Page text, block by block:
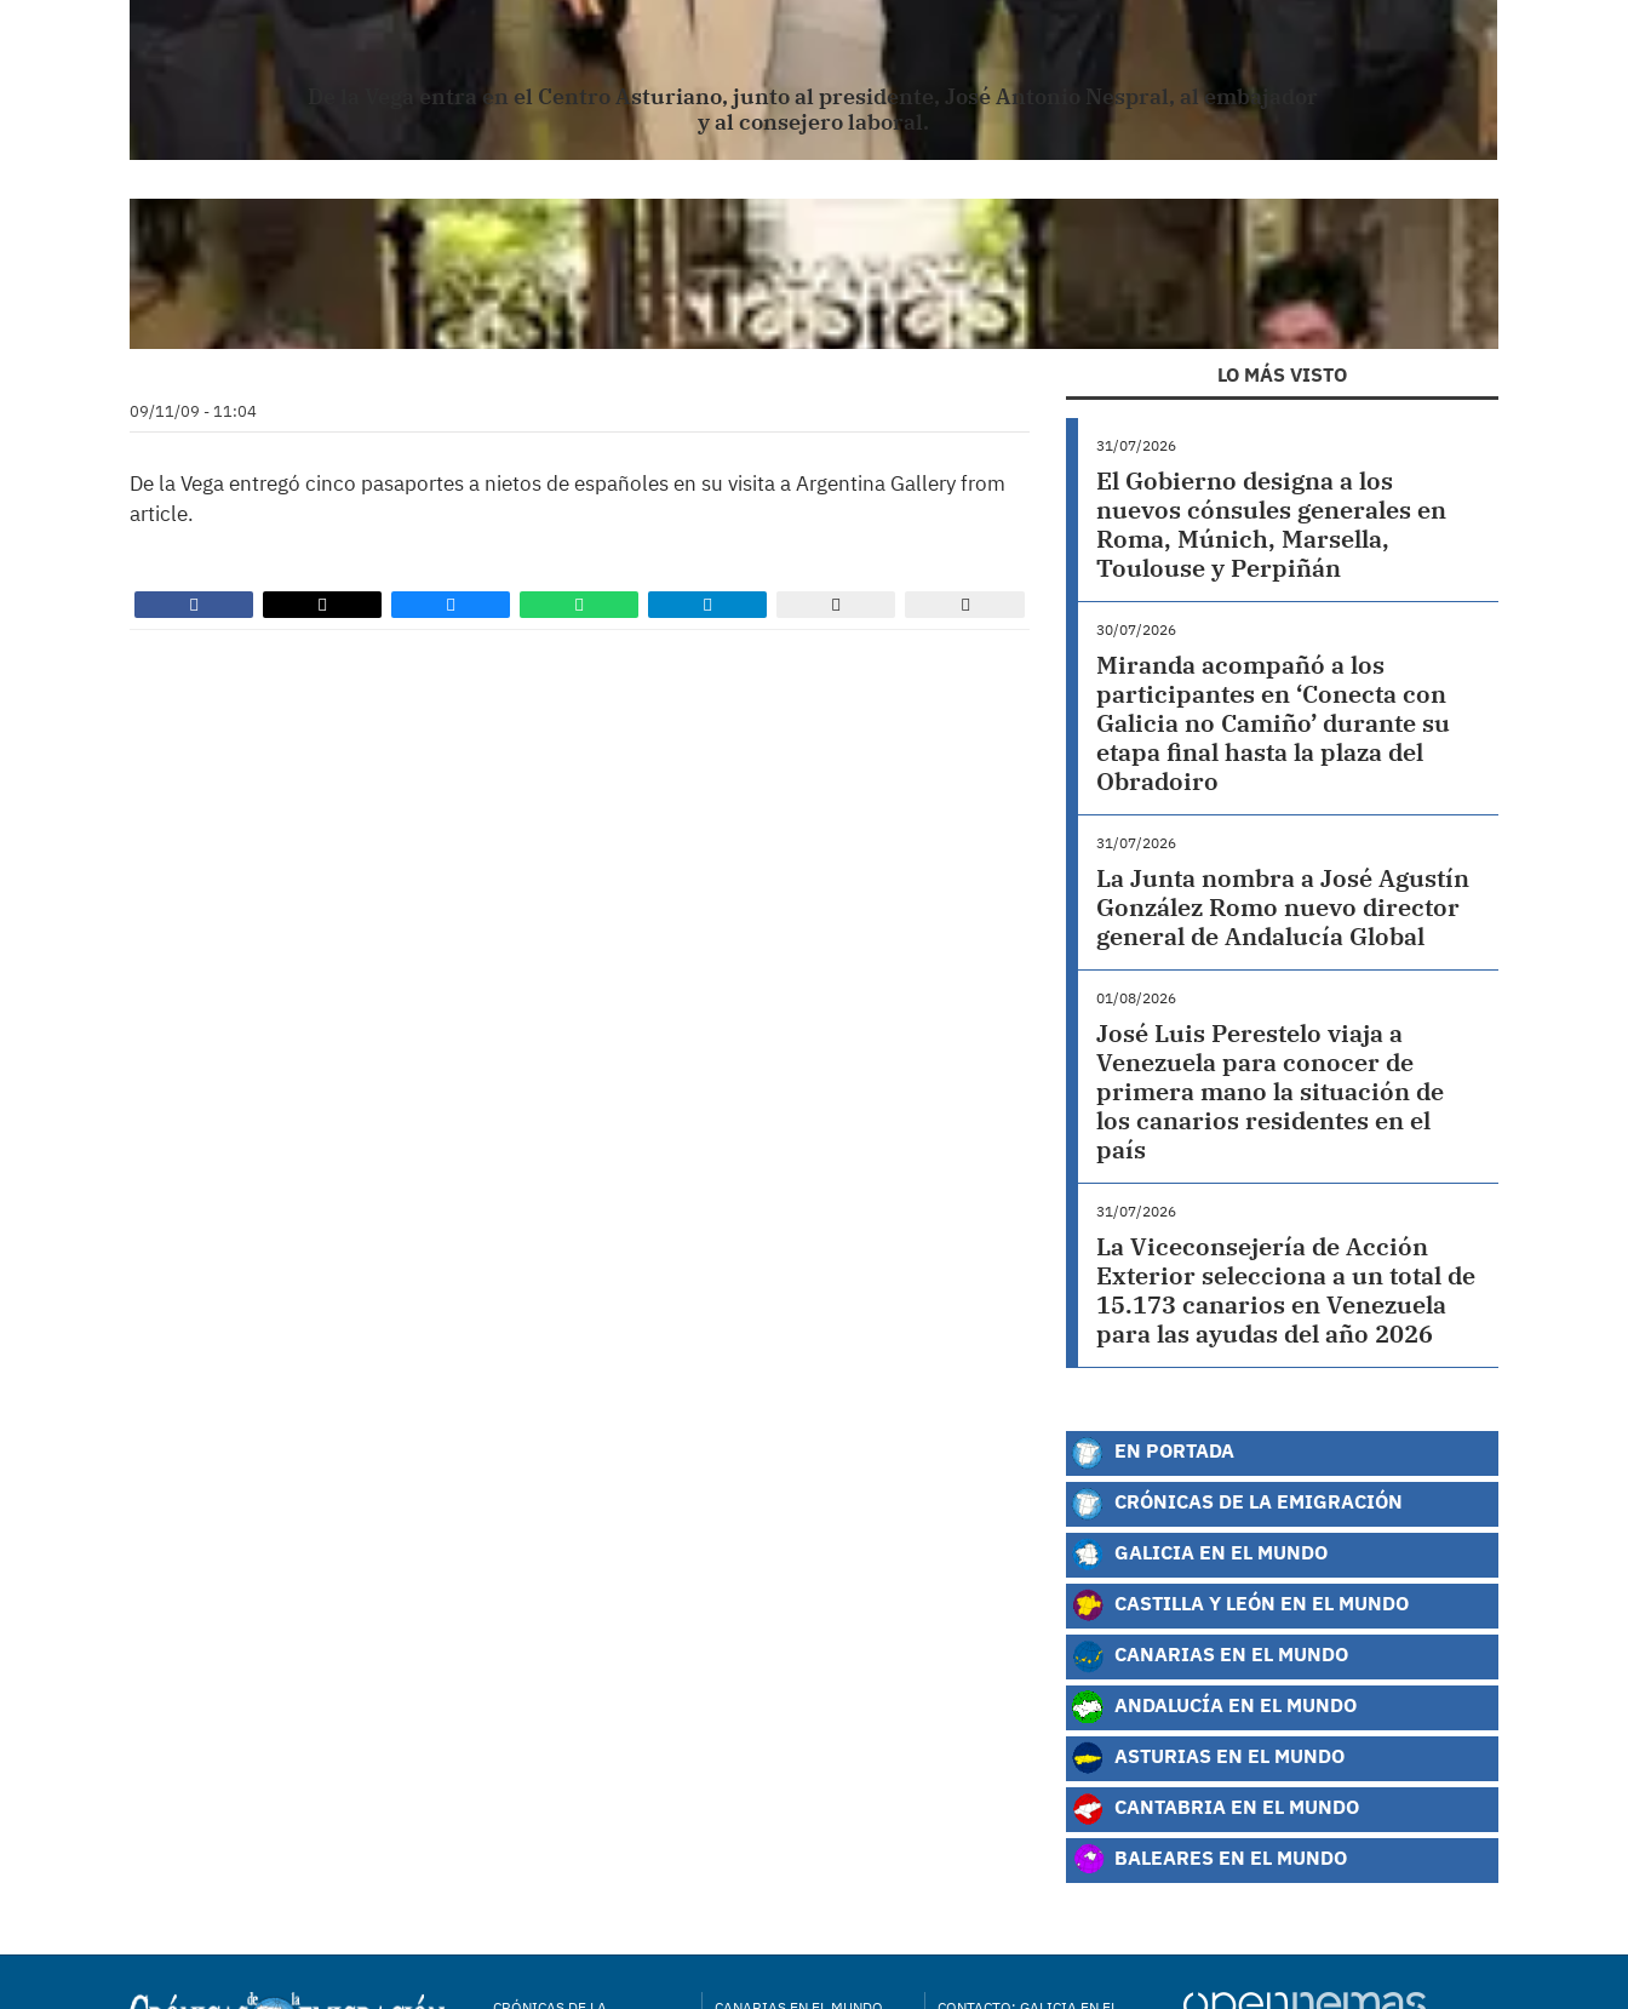
De la Vega entra en el Centro Asturiano, junto al presidente, José Antonio Nespral, al embajador
y al consejero laboral.
09/11/09 - 11:04
De la Vega entregó cinco pasaportes a nietos de españoles en su visita a Argentina Gallery from
article.
LO MÁS VISTO
31/07/2026
El Gobierno designa a los
nuevos cónsules generales en
Roma, Múnich, Marsella,
Toulouse y Perpiñán
30/07/2026
Miranda acompañó a los
participantes en ‘Conecta con
Galicia no Camiño’ durante su
etapa final hasta la plaza del
Obradoiro
31/07/2026
La Junta nombra a José Agustín
González Romo nuevo director
general de Andalucía Global
01/08/2026
José Luis Perestelo viaja a
Venezuela para conocer de
primera mano la situación de
los canarios residentes en el
país
31/07/2026
La Viceconsejería de Acción
Exterior selecciona a un total de
15.173 canarios en Venezuela
para las ayudas del año 2026
EN PORTADA
CRÓNICAS DE LA EMIGRACIÓN
GALICIA EN EL MUNDO
CASTILLA Y LEÓN EN EL MUNDO
CANARIAS EN EL MUNDO
ANDALUCÍA EN EL MUNDO
ASTURIAS EN EL MUNDO
CANTABRIA EN EL MUNDO
BALEARES EN EL MUNDO